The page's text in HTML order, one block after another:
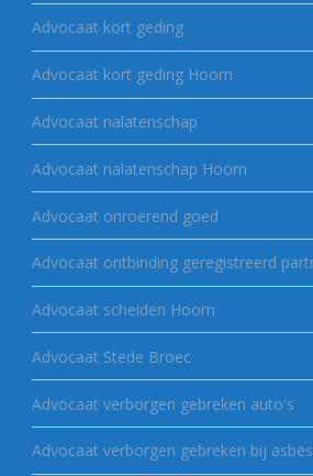
Advocaat kort geding
Advocaat kort geding Hoorn
Advocaat nalatenschap
Advocaat nalatenschap Hoorn
Advocaat onroerend goed
Advocaat ontbinding geregistreerd
Advocaat scheiden Hoorn
Advocaat Stede Broec
Advocaat verborgen gebreken auto's
Advocaat verborgen gebreken bij